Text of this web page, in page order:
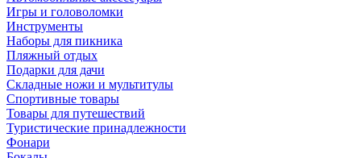
Игры и головоломки
Инструменты
Наборы для пикника
Пляжный отдых
Подарки для дачи
Складные ножи и мультитулы
Спортивные товары
Товары для путешествий
Туристические принадлежности
Фонари